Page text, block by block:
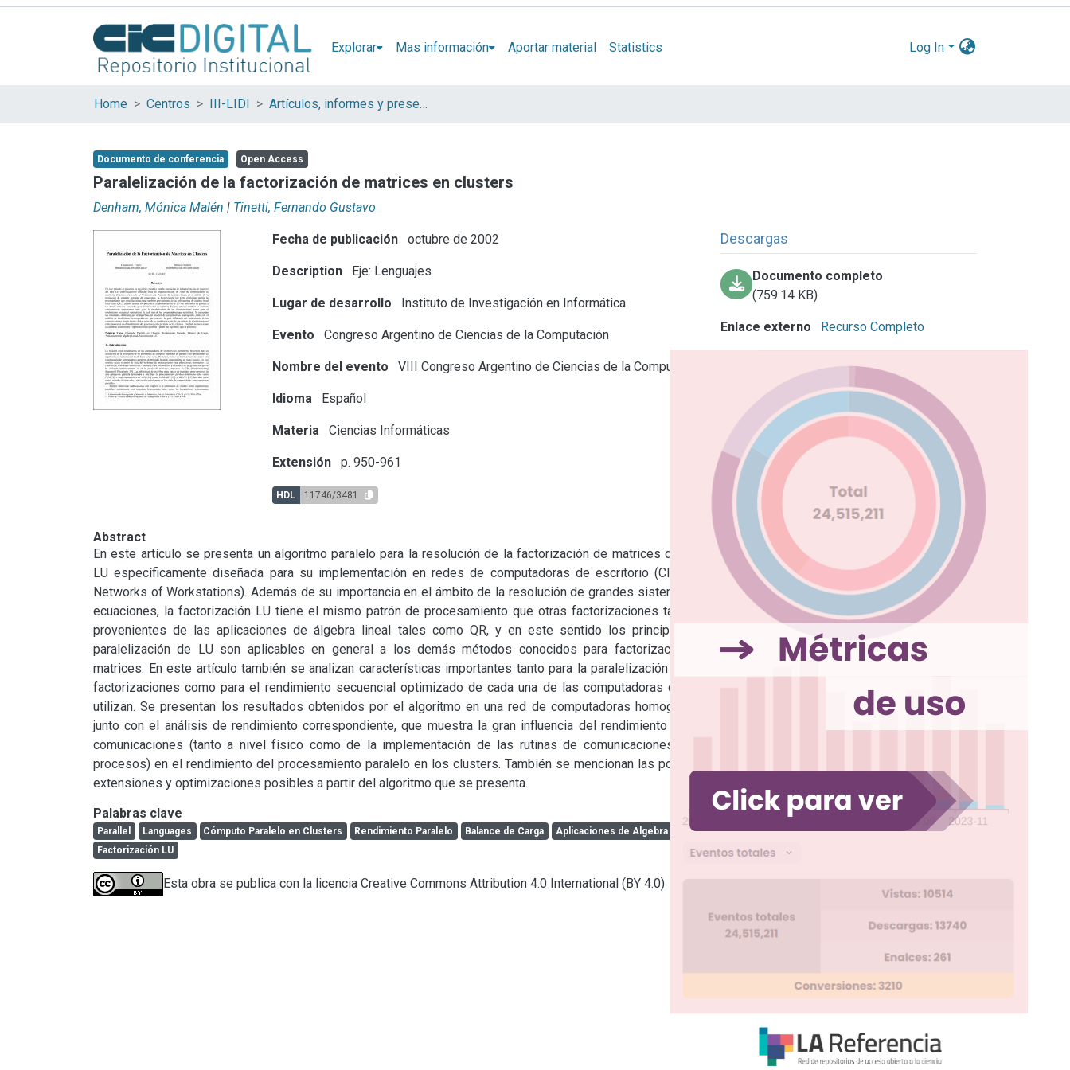
Explorar Mas información Aportar material Statistics Log In
Home Centros III-LIDI Artículos, informes y presentaciones en Congresos
Documento de conferencia Open Access
Paralelización de la factorización de matrices en clusters
Denham, Mónica Malén | Tinetti, Fernando Gustavo
Fecha de publicación octubre de 2002
Description Eje: Lenguajes
Lugar de desarrollo Instituto de Investigación en Informática
Evento Congreso Argentino de Ciencias de la Computación
Nombre del evento VIII Congreso Argentino de Ciencias de la Computación
Idioma Español
Materia Ciencias Informáticas
Extensión p. 950-961
HDL 11746/3481
Descargas
Documento completo
(759.14 KB)
Enlace externo Recurso Completo
Abstract
En este artículo se presenta un algoritmo paralelo para la resolución de la factorización de matrices del tipo
LU específicamente diseñada para su implementación en redes de computadoras de escritorio (Clusters,
Networks of Workstations). Además de su importancia en el ámbito de la resolución de grandes sistemas de
ecuaciones, la factorización LU tiene el mismo patrón de procesamiento que otras factorizaciones también
provenientes de las aplicaciones de álgebra lineal tales como QR, y en este sentido los principios de
paralelización de LU son aplicables en general a los demás métodos conocidos para factorización de
matrices. En este artículo también se analizan características importantes tanto para la paralelización de las
factorizaciones como para el rendimiento secuencial optimizado de cada una de las computadoras que se
utilizan. Se presentan los resultados obtenidos por el algoritmo en una red de computadoras homogéneas
junto con el análisis de rendimiento correspondiente, que muestra la gran influencia del rendimiento de las
comunicaciones (tanto a nivel físico como de la implementación de las rutinas de comunicaciones entre
procesos) en el rendimiento del procesamiento paralelo en los clusters. También se mencionan las posibles
extensiones y optimizaciones posibles a partir del algoritmo que se presenta.
Palabras clave
Parallel Languages Cómputo Paralelo en Clusters Rendimiento Paralelo Balance de Carga
Aplicaciones de Algebra Lineal
Factorización LU
Esta obra se publica con la licencia Creative Commons Attribution 4.0 International (BY 4.0)